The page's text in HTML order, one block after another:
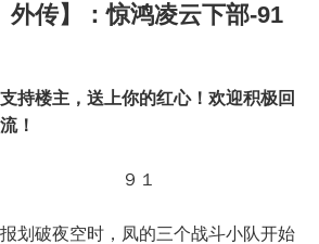
外传】：惊鸿凌云下部-91
持楼主，送上你的红心！欢迎积极回
！
破夜空时，凤的三个战斗小队开始